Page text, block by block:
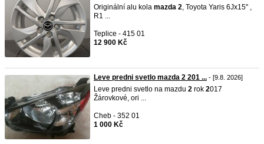
Originální alu kola mazda 2, Toyota Yaris 6Jx15'' ,
R1 ...
Teplice - 415 01
12 900 Kč
Leve predni svetlo mazda 2 201 ... - [9.8. 2026]
Leve predni svetlo na mazdu 2 rok 2017
Žárovkové, ori ...
Cheb - 352 01
1 000 Kč